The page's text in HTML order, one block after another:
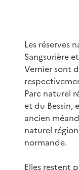
Les réserves
Sangsurière
Vernier sont
Parc naturel
et du Bessin,
ancien
naturel
normande.
Elles restent